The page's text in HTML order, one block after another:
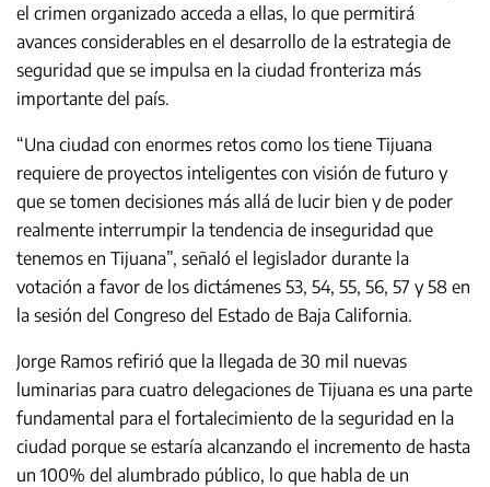
el crimen organizado acceda a ellas, lo que permitirá
avances considerables en el desarrollo de la estrategia de
seguridad que se impulsa en la ciudad fronteriza más
importante del país.
“Una ciudad con enormes retos como los tiene Tijuana
requiere de proyectos inteligentes con visión de futuro y
que se tomen decisiones más allá de lucir bien y de poder
realmente interrumpir la tendencia de inseguridad que
tenemos en Tijuana”, señaló el legislador durante la
votación a favor de los dictámenes 53, 54, 55, 56, 57 y 58 en
la sesión del Congreso del Estado de Baja California.
Jorge Ramos refirió que la llegada de 30 mil nuevas
luminarias para cuatro delegaciones de Tijuana es una parte
fundamental para el fortalecimiento de la seguridad en la
ciudad porque se estaría alcanzando el incremento de hasta
un 100% del alumbrado público, lo que habla de un